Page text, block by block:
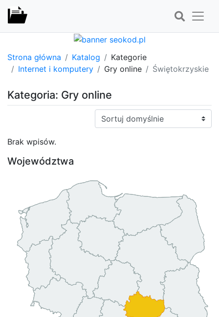
Strona główna Katalog
Kategorie
Internet i komputery
Gry online Świętokrzyskie
Kategoria: Gry online
Sortuj:
Brak wpisów.
Województwa